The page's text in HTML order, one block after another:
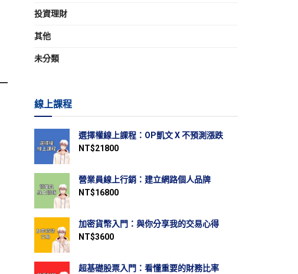
投資理財
其他
未分類
線上課程
選擇權線上課程：OP凱文 X 不預測漲跌
NT$21800
營業員線上行銷：建立網路個人品牌
NT$16800
加密貨幣入門：與你分享我的交易心得
NT$3600
超基礎股票入門：看懂重要的財務比率